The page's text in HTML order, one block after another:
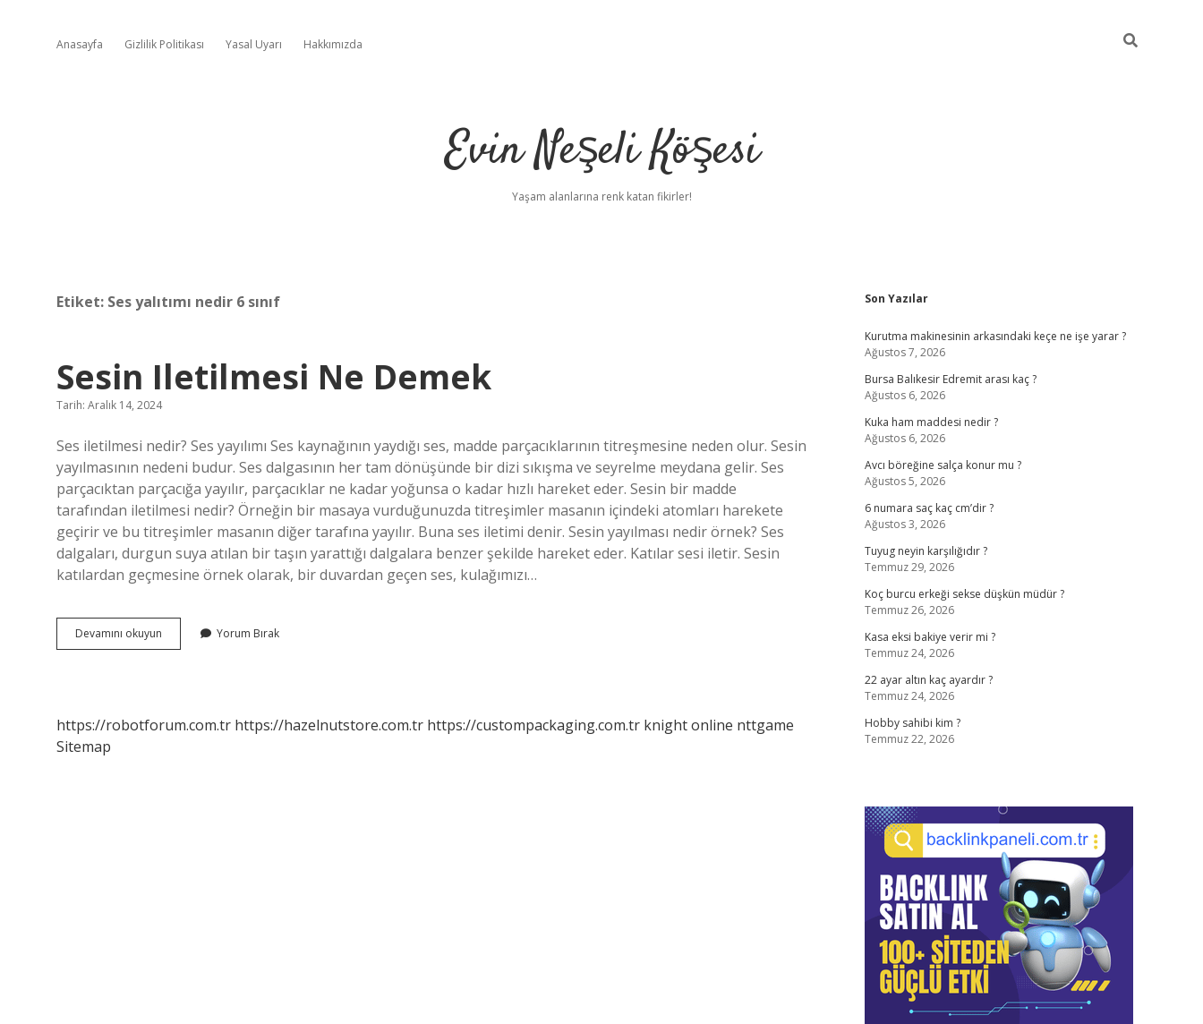
Anasayfa Gizlilik Politikası Yasal Uyarı Hakkımızda
Evin Neşeli Köşesi
Yaşam alanlarına renk katan fikirler!
Etiket: Ses yalıtımı nedir 6 sınıf
Sesin Iletilmesi Ne Demek
Tarih: Aralık 14, 2024
Ses iletilmesi nedir? Ses yayılımı Ses kaynağının yaydığı ses, madde parçacıklarının titreşmesine neden olur. Sesin
yayılmasının nedeni budur. Ses dalgasının her tam dönüşünde bir dizi sıkışma ve seyrelme meydana gelir. Ses
parçacıktan parçacığa yayılır, parçacıklar ne kadar yoğunsa o kadar hızlı hareket eder. Sesin bir madde
tarafından iletilmesi nedir? Örneğin bir masaya vurduğunuzda titreşimler masanın içindeki atomları harekete
geçirir ve bu titreşimler masanın diğer tarafına yayılır. Buna ses iletimi denir. Sesin yayılması nedir örnek? Ses
dalgaları, durgun suya atılan bir taşın yarattığı dalgalara benzer şekilde hareket eder. Katılar sesi iletir. Sesin
katılardan geçmesine örnek olarak, bir duvardan geçen ses, kulağımızı…
Devamını okuyun
Iletilmesi
Yorum Bırak
https://robotforum.com.tr https://hazelnutstore.com.tr https://custompackaging.com.tr knight online nttgame
Sitemap
Sidebar
Son Yazılar
Kurutma makinesinin arkasındaki keçe ne işe yarar ?
Ağustos 7, 2026
Bursa Balıkesir Edremit arası kaç ?
Ağustos 6, 2026
Kuka ham maddesi nedir ?
Ağustos 6, 2026
Avcı böreğine salça konur mu ?
Ağustos 5, 2026
6 numara saç kaç cm’dir ?
Ağustos 3, 2026
Tuyug neyin karşılığıdır ?
Temmuz 29, 2026
Koç burcu erkeği sekse düşkün müdür ?
Temmuz 26, 2026
Kasa eksi bakiye verir mi ?
Temmuz 24, 2026
22 ayar altın kaç ayardır ?
Temmuz 24, 2026
Hobby sahibi kim ?
Temmuz 22, 2026